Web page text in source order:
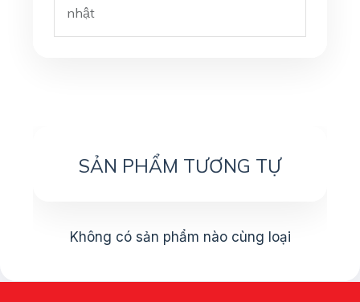
nhật
SẢN PHẨM TƯƠNG TỰ
Không có sản phẩm nào cùng loại